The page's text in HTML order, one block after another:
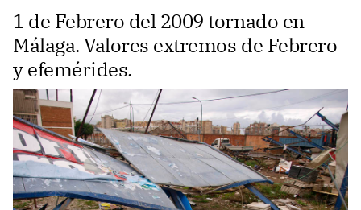
1 de Febrero del 2009 tornado en
Málaga. Valores extremos de Febrero
y efemérides.